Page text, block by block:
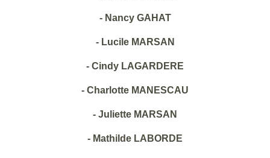
- Nancy GAHAT
- Lucile MARSAN
- Cindy LAGARDERE
- Charlotte MANESCAU
- Juliette MARSAN
- Mathilde LABORDE